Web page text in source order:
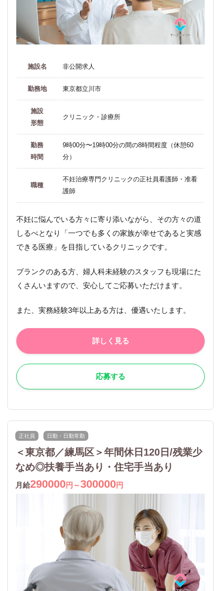
施設名 非公開求人
勤務地 東京都立川市
施設
形態
クリニック・診療所
勤務
時間
9時00分〜19時00分の間の8時間程度（休憩60
分）
職種
不妊治療専門クリニックの正社員看護師・准看
護師
不妊に悩んでいる方々に寄り添いながら、その方々の道
しるべとなり「一つでも多くの家族が幸せであると実感
できる医療」を目指しているクリニックです。
ブランクのある方、婦人科未経験のスタッフも現場にた
くさんいますので、安心してご応募いただけます。
また、実務経験3年以上ある方は、優遇いたします。
詳しく見る
応募する
正社員 日勤・日勤常勤
＜東京都／練馬区＞年間休日120日/残業少
なめ◎扶養手当あり・住宅手当あり
月給290000円～300000円